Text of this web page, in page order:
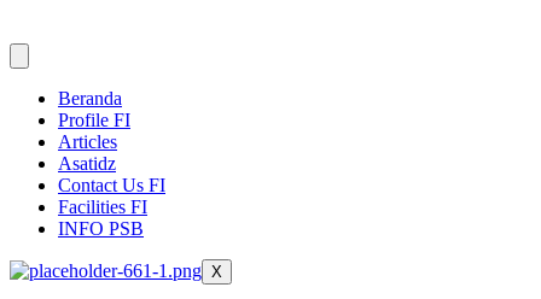
Beranda
Profile FI
Articles
Asatidz
Contact Us FI
Facilities FI
INFO PSB
X